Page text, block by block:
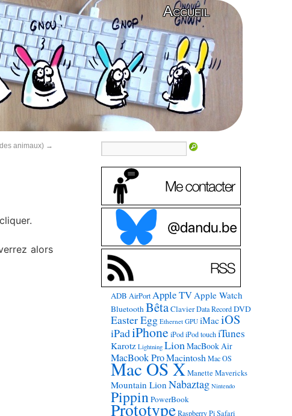
Accueil
animaux) →
alors
ADB AirPort Apple TVApple Watch
BluetoothBêtaClavier Data Record DVD
Easter Egg Ethernet GPU iMaciOS
iPadiPhone iPod iPod touch iTunes
Karotz Lightning LionMacBook Air
MacBook ProMacintosh Mac OS
Mac OS X Manette Mavericks
Mountain Lion Nabaztag Nintendo
PippinPowerBook
Prototype Raspberry Pi Safari